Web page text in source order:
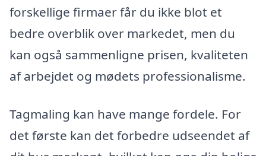
forskellige firmaer får du ikke blot et
bedre overblik over markedet, men du
kan også sammenligne prisen, kvaliteten
af arbejdet og mødets professionalisme.
Tagmaling kan have mange fordele. For
det første kan det forbedre udseendet af